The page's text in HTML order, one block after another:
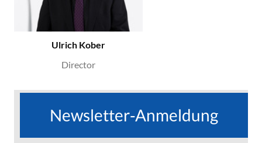
Ulrich Kober
Director
Newsletter-Anmeldung